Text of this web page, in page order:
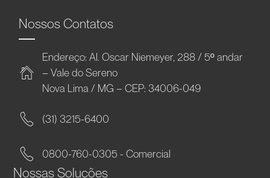
Nossos Contatos
Endereço: Al. Oscar Niemeyer, 288 / 5º andar
– Vale do Sereno
Nova Lima / MG – CEP: 34006-049
(31) 3215-6400
0800-760-0305 - Comercial
Nossas Soluções